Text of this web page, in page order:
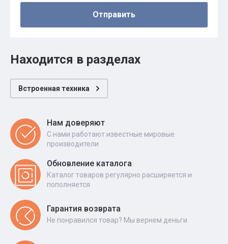
Отправить
Находится в разделах
Встроенная техника
Нам доверяют
С нами работают известные мировые
производители
Обновление каталога
Каталог товаров регулярно расширяется и
пополняется
Гарантия возврата
Не понравился товар? Мы вернем деньги